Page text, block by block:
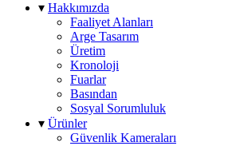
▾ Hakkımızda
Faaliyet Alanları
Arge Tasarım
Üretim
Kronoloji
Fuarlar
Basından
Sosyal Sorumluluk
▾ Ürünler
Güvenlik Kameraları